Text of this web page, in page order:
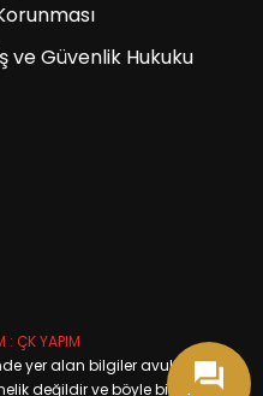
ve Güvenlik Hukuku
: ÇK YAPIM
yer alan bilgiler avukat ve
değildir ve böyle bir davet